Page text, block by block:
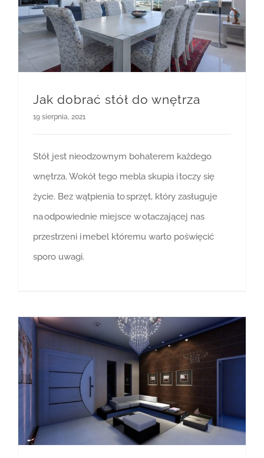
Jak dobrać stół do wnętrza
19 sierpnia, 2021
Stół jest nieodzownym bohaterem każdego
wnętrza. Wokół tego mebla skupia i toczy się
życie. Bez wątpienia to sprzęt, który zasługuje
na odpowiednie miejsce w otaczającej nas
przestrzeni i mebel któremu warto poświęcić
sporo uwagi.